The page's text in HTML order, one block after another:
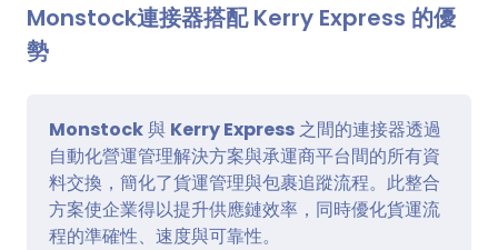
Monstock連接器搭配 Kerry Express 的優
勢
Monstock與 Kerry Express 之間的連接器透過
自動化營運管理解決方案與承運商平台間的所有資
料交換，簡化了貨運管理與包裹追蹤流程。此整合
方案使企業得以提升供應鏈效率，同時優化貨運流
程的準確性、速度與可靠性。